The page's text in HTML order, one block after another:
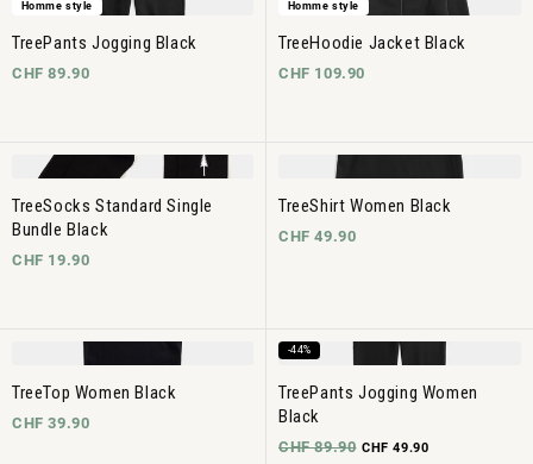
Homme style
TreePants Jogging Black
CHF 89.90
Homme style
TreeHoodie Jacket Black
CHF 109.90
TreeSocks Standard Single
Bundle Black
CHF 19.90
TreeShirt Women Black
CHF 49.90
TreeTop Women Black
CHF 39.90
-44%
TreePants Jogging Women
Black
CHF 89.90 CHF 49.90